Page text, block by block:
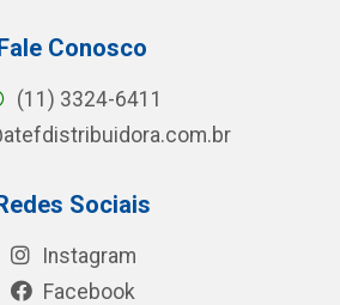
Conosco
(11) 3324-6411
Sociais
Instagram
Facebook